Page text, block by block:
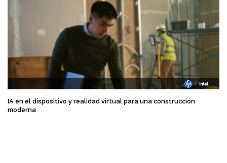
IA en el dispositivo y realidad virtual para una construcción
moderna